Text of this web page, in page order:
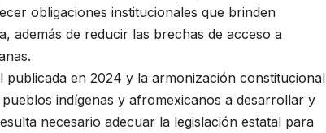
obligaciones institucionales que brinden
además de reducir las brechas de acceso a
en 2024 y la armonización constitucional
indígenas y afromexicanos a desarrollar y
necesario adecuar la legislación estatal para